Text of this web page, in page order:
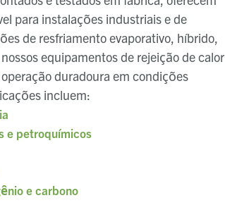
para instalações industriais e de
de resfriamento evaporativo, híbrido,
equipamentos de rejeição de calor
duradoura em condições
incluem:
e petroquímicos
e carbono